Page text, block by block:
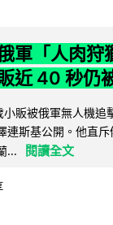
軍「人肉狩
近 40 秒仍
販被俄軍無人機追
連斯基公開。他直
...
閱讀全文